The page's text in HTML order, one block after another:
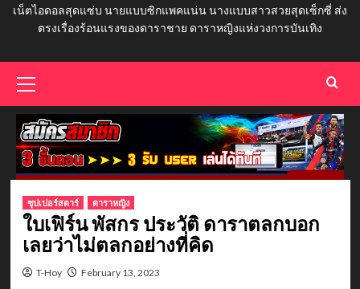
เน็ตไอดอลสุดแซ่บ นายแบบซิกแพคแน่น นางแบบสาวสวยสุดเซ็กซี่ ส่ง
ตรงเรื่องร้อนแรงของดาราชาย ดาราหญิงแห่งวงการบันเทิง
Menu
ซุปเปอร์สตาร์ ดาราหญิง
ใบเฟิร์น พัสกร ประวัติ ดาราตลกบอก
เลยว่าไม่ตลกอย่างที่คิด
T-Hoy February 13, 2023